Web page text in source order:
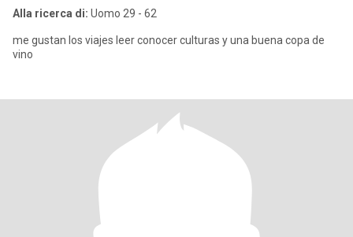
Alla ricerca di: Uomo 29 - 62
me gustan los viajes leer conocer culturas y una buena copa de
vino